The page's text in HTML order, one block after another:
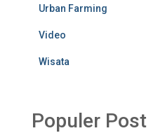
Urban Farming
Video
Wisata
Populer Post